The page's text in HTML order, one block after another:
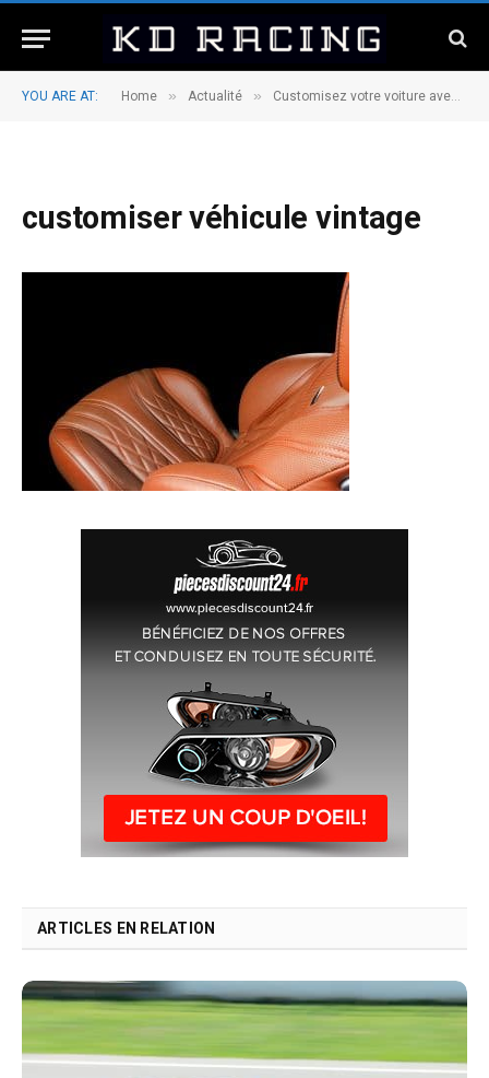
YOU ARE AT: Home » Actualité » Customisez votre voiture avec des accessoires vintage !
customiser véhicule vintage
ARTICLES EN RELATION